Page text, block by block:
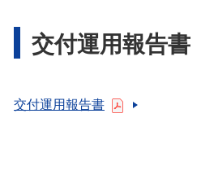
交付運用報告書
交付運用報告書